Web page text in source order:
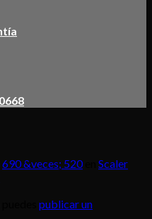
690 &veces; 520en Scaler
publicar un